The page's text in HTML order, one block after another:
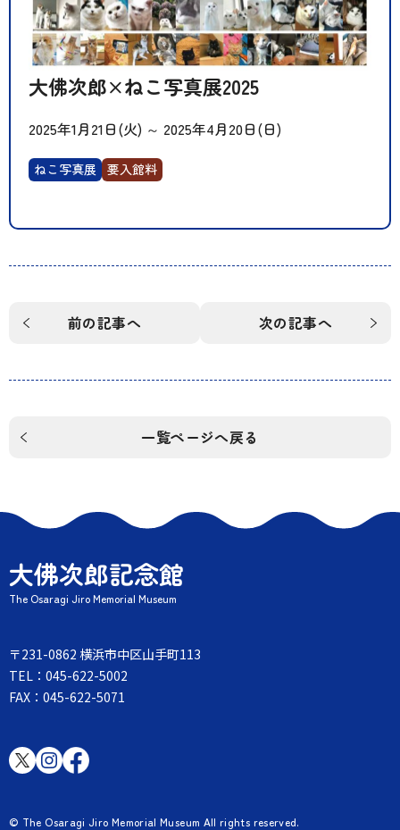
大佛次郎×ねこ写真展2025
2025年1月21日(火) ～ 2025年4月20日(日)
ねこ写真展 要入館料
前の記事へ 次の記事へ
一覧ページへ戻る
大佛次郎記念館
The Osaragi Jiro Memorial Museum
〒231-0862 横浜市中区山手町113
TEL：045-622-5002
FAX：045-622-5071
© The Osaragi Jiro Memorial Museum All rights reserved.